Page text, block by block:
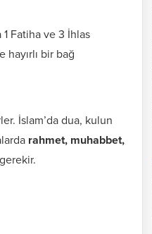
Fatiha ve 3 İhlas
hayırlı bir bağ
İslam’da dua, kulun
rahmet, muhabbet,